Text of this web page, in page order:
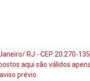
RJ - CEP 20.270-
aqui são válidos
prévio.